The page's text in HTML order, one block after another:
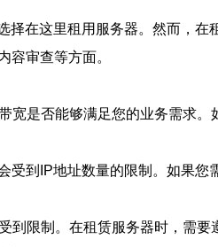
在这里租用服务器。然而，在
容审查等方面。
是否能够满足您的业务需求。
到IP地址数量的限制。如果您
限制。在租赁服务器时，需要